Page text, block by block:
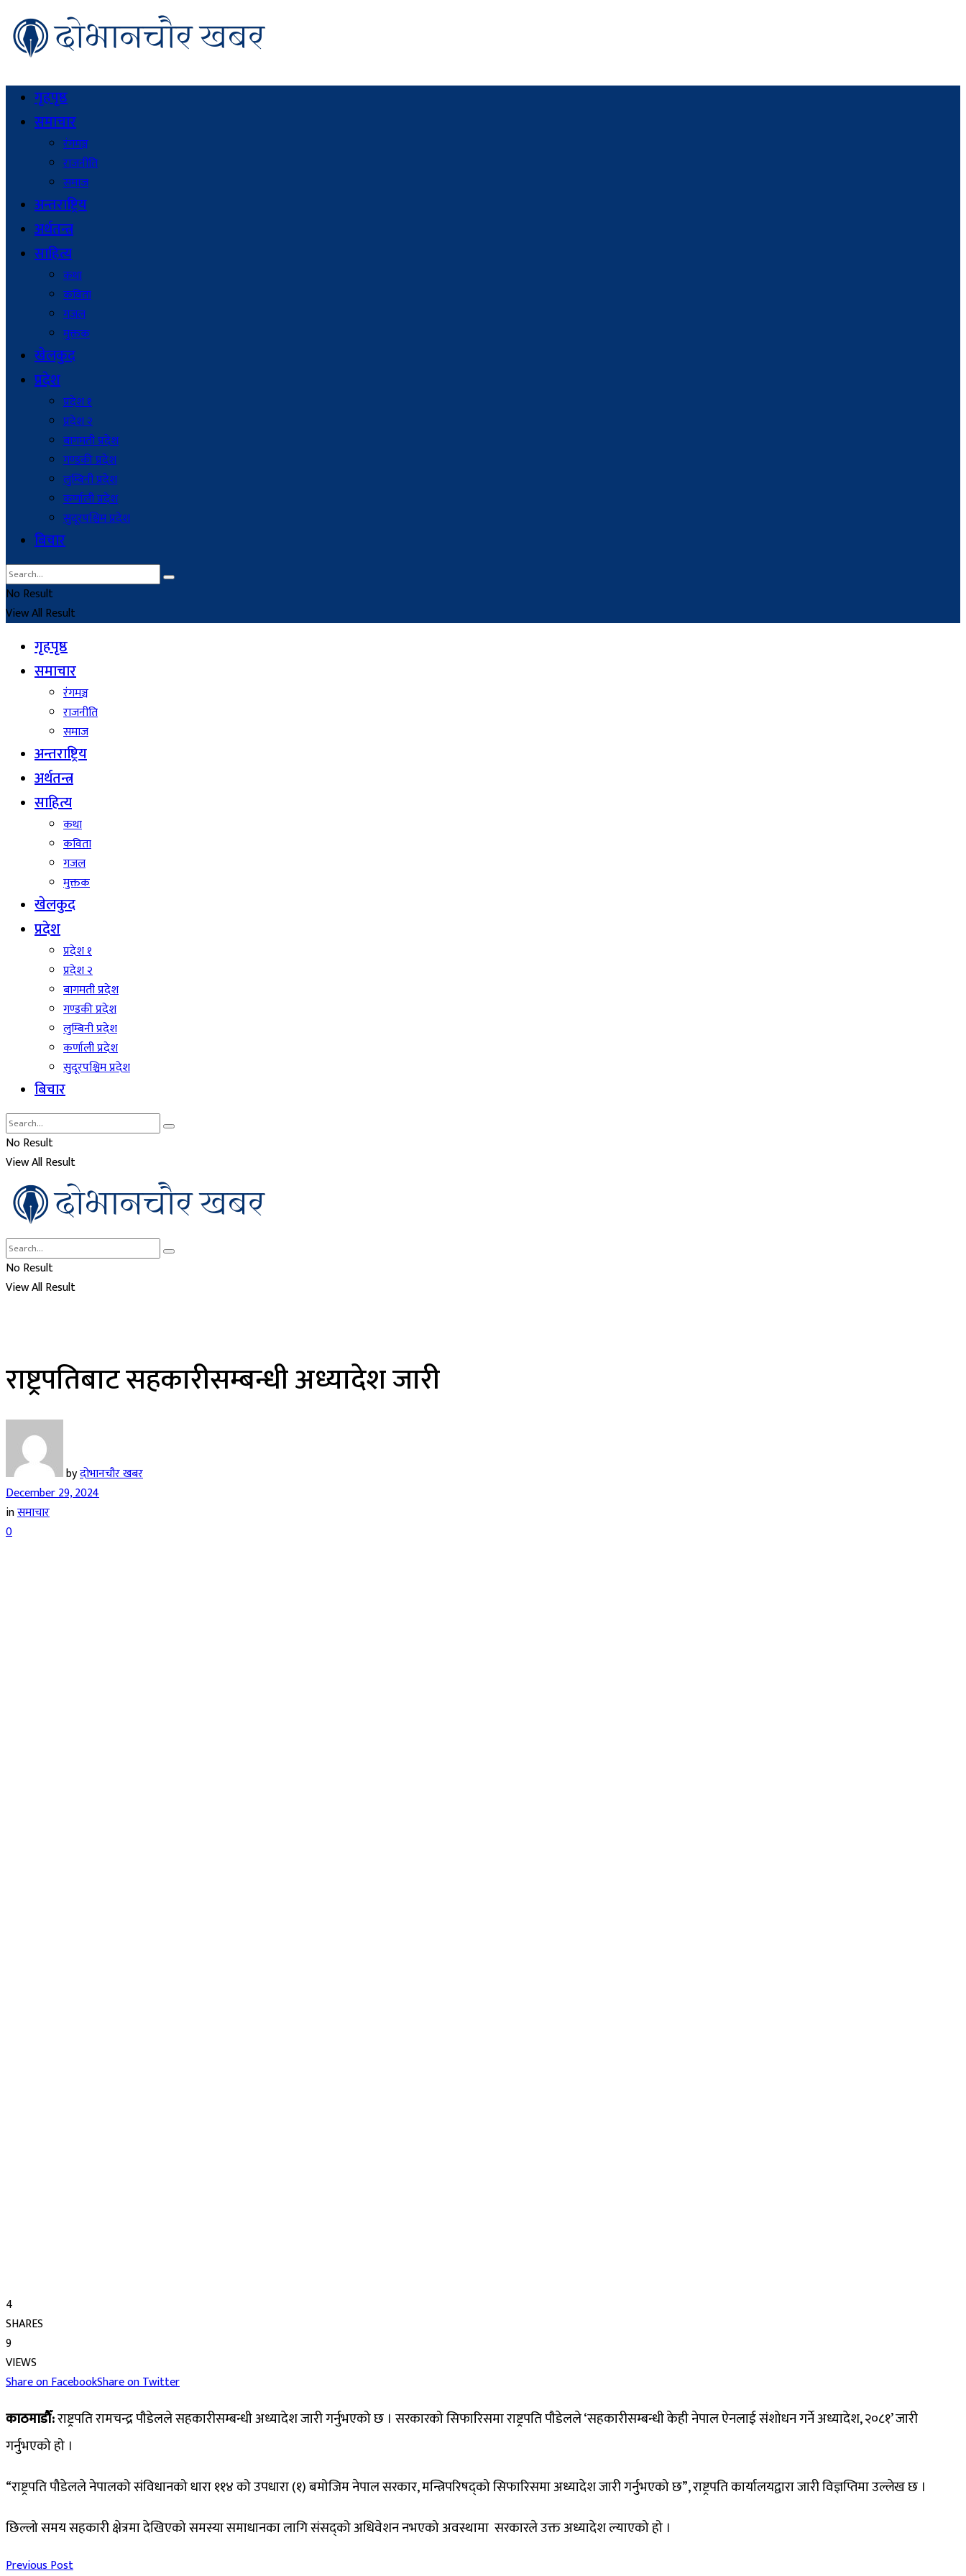
गृहपृष्ठ
समाचार
रंगमञ्च
राजनीति
समाज
अन्तराष्ट्रिय
अर्थतन्त्र
साहित्य
कथा
कविता
गजल
मुक्तक
खेलकुद
प्रदेश
प्रदेश १
प्रदेश २
बागमती प्रदेश
गण्डकी प्रदेश
लुम्बिनी प्रदेश
कर्णाली प्रदेश
सुदूरपश्चिम प्रदेश
बिचार
No Result
View All Result
गृहपृष्ठ
समाचार
रंगमञ्च
राजनीति
समाज
अन्तराष्ट्रिय
अर्थतन्त्र
साहित्य
कथा
कविता
गजल
मुक्तक
खेलकुद
प्रदेश
प्रदेश १
प्रदेश २
बागमती प्रदेश
गण्डकी प्रदेश
लुम्बिनी प्रदेश
कर्णाली प्रदेश
सुदूरपश्चिम प्रदेश
बिचार
No Result
View All Result
No Result
View All Result
राष्ट्रपतिबाट सहकारीसम्बन्धी अध्यादेश जारी
byदोभानचौर खबर
December 29, 2024
inसमाचार
0
4
SHARES
9
VIEWS
Share on FacebookShare on Twitter
काठमाडौँ:राष्ट्रपति रामचन्द्र पौडेलले सहकारीसम्बन्धी अध्यादेश जारी गर्नुभएको छ । सरकारको सिफारिसमा राष्ट्रपति पौडेलले ‘सहकारीसम्बन्धी केही नेपाल ऐनलाई संशोधन गर्ने अध्यादेश, २०८१’ जारी
गर्नुभएको हो ।
“राष्ट्रपति पौडेलले नेपालको संविधानको धारा ११४ को उपधारा (१) बमोजिम नेपाल सरकार, मन्त्रिपरिषद्को सिफारिसमा अध्यादेश जारी गर्नुभएको छ”, राष्ट्रपति कार्यालयद्वारा जारी विज्ञप्तिमा उल्लेख छ ।
छिल्लो समय सहकारी क्षेत्रमा देखिएको समस्या समाधानका लागि संसद्को अधिवेशन नभएको अवस्थामा सरकारले उक्त अध्यादेश ल्याएको हो ।
Previous Post